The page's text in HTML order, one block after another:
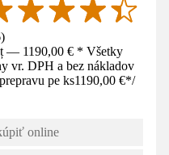
)
— 1190,00 € * Všetky
vr. DPH a bez nákladov
pe ks1190,00 €*/
online